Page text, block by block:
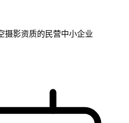
摄影资质的民营中小企业